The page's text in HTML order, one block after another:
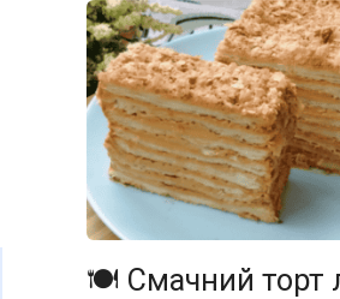
🍽️ Смачний торт